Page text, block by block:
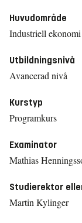
Huvudområde
Industriell ekonomi
Utbildningsnivå
Avancerad nivå
Kurstyp
Programkurs
Examinator
Mathias
Studierektor
Martin Kylinger